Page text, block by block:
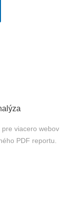
viacero webov
PDF reportu.